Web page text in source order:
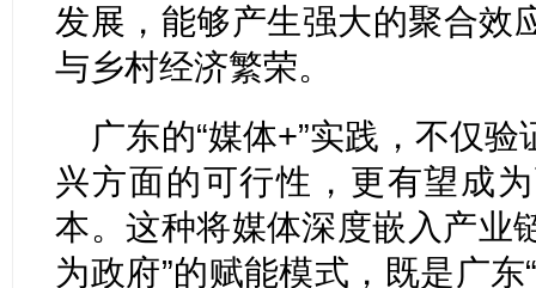
发展，能够产生强大的聚合效
与乡村经济繁荣。
广东的“媒体+”实践，不仅
兴方面的可行性，更有望成
本。这种将媒体深度嵌入产业
为政府”的赋能模式，既是广